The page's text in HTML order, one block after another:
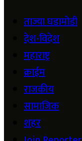
ताज्या घडामोडी
देश-विदेश
महाराष्ट्र
क्राईम
राजकीय
सामाजिक
शहर